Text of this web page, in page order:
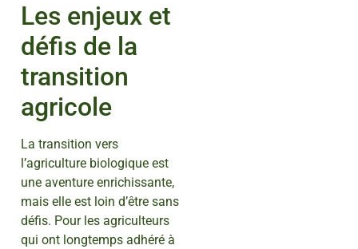
Les enjeux et
défis de la
transition
agricole
La transition vers
l’agriculture biologique est
une aventure enrichissante,
mais elle est loin d’être sans
défis. Pour les agriculteurs
qui ont longtemps adhéré à